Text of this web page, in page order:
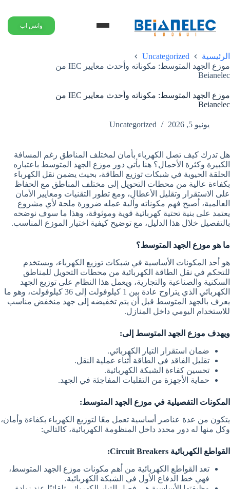
واتس اب
الرئيسية
Uncategorized
موزع الجهد المتوسط: مكوناته وأحدث معايير IEC من
Beianelec
موزع الجهد المتوسط: مكوناته وأحدث معايير IEC من
Beianelec
يونيو 5, 2026 Uncategorized
هل تدرك كيف تصل الكهرباء بأمان لمختلف المناطق رغم المسافة
الكبيرة وكثرة الأحمال؟ هنا يأتي دور موزع الجهد المتوسط باعتباره
الحلقة الحيوية في شبكات توزيع الطاقة، بحيث يضمن نقل الكهرباء
بكفاءة عالية من محطات التحويل إلى مختلف المناطق مع الحفاظ
على الاستقرار وتقليل الأعطال، ومع تطور التقنيات ومعايير الأمان
العالمية، أصبح فهم مكوناته وآلية عمله ضرورة ملحة لأي مشروع
يعتمد على بنية تحتية كهربائية قوية وموثوقة، وهذا ما سوف نوضحه
بالتفصيل خلال هذا الدليل، مع توضيح كيفية اختيار الموزع المناسب.
ما هو موزع الجهد المتوسط؟
هو أحد المكونات الأساسية في شبكات توزيع الكهرباء، ويستخدم
للتحكم في نقل الطاقة الكهربائية من محطات التحويل للمناطق
السكنية والصناعية والتجارية، ويعمل هذا النظام على توزيع الجهد
الكهربائي الذي يتراوح عادة بين 1 كيلوفولت إلى 36 كيلوفولت، وهو ما
يعرف بالجهد المتوسط قبل أن يتم تخفيضه إلى جهد منخفض مناسب
للاستخدام اليومي داخل المنازل.
ويهدف موزع الجهد المتوسط إلى:
ضمان استقرار التيار الكهربائي.
تقليل الفاقد في الطاقة أثناء عملية النقل.
تحسين كفاءة الشبكة الكهربائية.
حماية الأجهزة من التقلبات المفاجئة في الجهد.
المكونات التفصيلية في موزع الجهد المتوسط:
يتكون من عدة عناصر أساسية تعمل معًا لتوزيع الكهرباء بكفاءة وأمان،
وكل منها له دور محدد داخل المنظومة الكهربائية، كالتالي:
القواطع الكهربائية Circuit Breakers:
تعد القواطع الكهربائية من أهم مكونات موزع الجهد المتوسط،
فهي خط الدفاع الأول في الشبكة الكهربائية.